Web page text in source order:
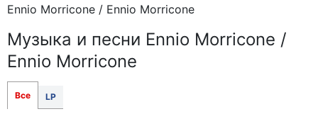
Ennio Morricone / Ennio Morricone
Музыка и песни Ennio Morricone /
Ennio Morricone
Все LP